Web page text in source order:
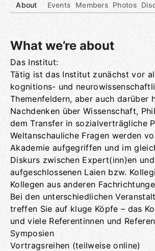
About Events Members Photos
What we’re about
Das Institut:
Tätig ist das Institut zunächst vor
kognitions- und
Themenfeldern, aber auch darüber
Nachdenken über Wissenschaft,
dem Transfer in sozialverträgliche
Weltanschauliche Fragen werden
Akademie aufgegriffen und im
Diskurs zwischen Expert(inn)en und
aufgeschlossenen Laien bzw.
Kollegen aus anderen
Bei den unterschiedlichen
treffen Sie auf kluge Köpfe – das
und viele Referentinnen und
Symposien
Vortragsreihen (teilweise online)
Group links